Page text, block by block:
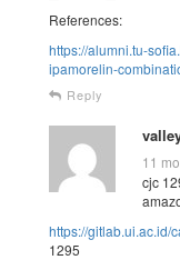
References:
https://alumni.tu-
ipamorelin-
Reply
11
cjc
https://gitlab.ui.ac.id/
1295